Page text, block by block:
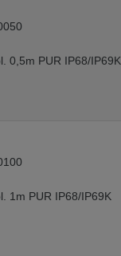
0,5m PUR IP68/IP69K
1m PUR IP68/IP69K